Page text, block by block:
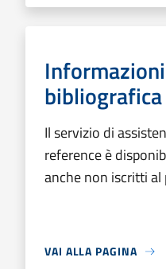
bibliografica
Il servizio di
reference è
anche non iscritti al
VAI ALLA PAGINA